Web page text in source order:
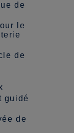
de
le
de
guidé
de